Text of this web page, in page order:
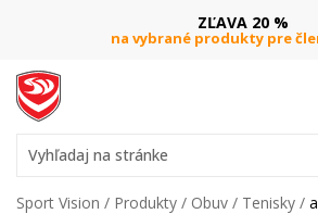
ZĽAVA 20 %
na vybrané produkty pre
Vyhľadaj na stránke
Sport Vision Produkty Obuv Tenisky